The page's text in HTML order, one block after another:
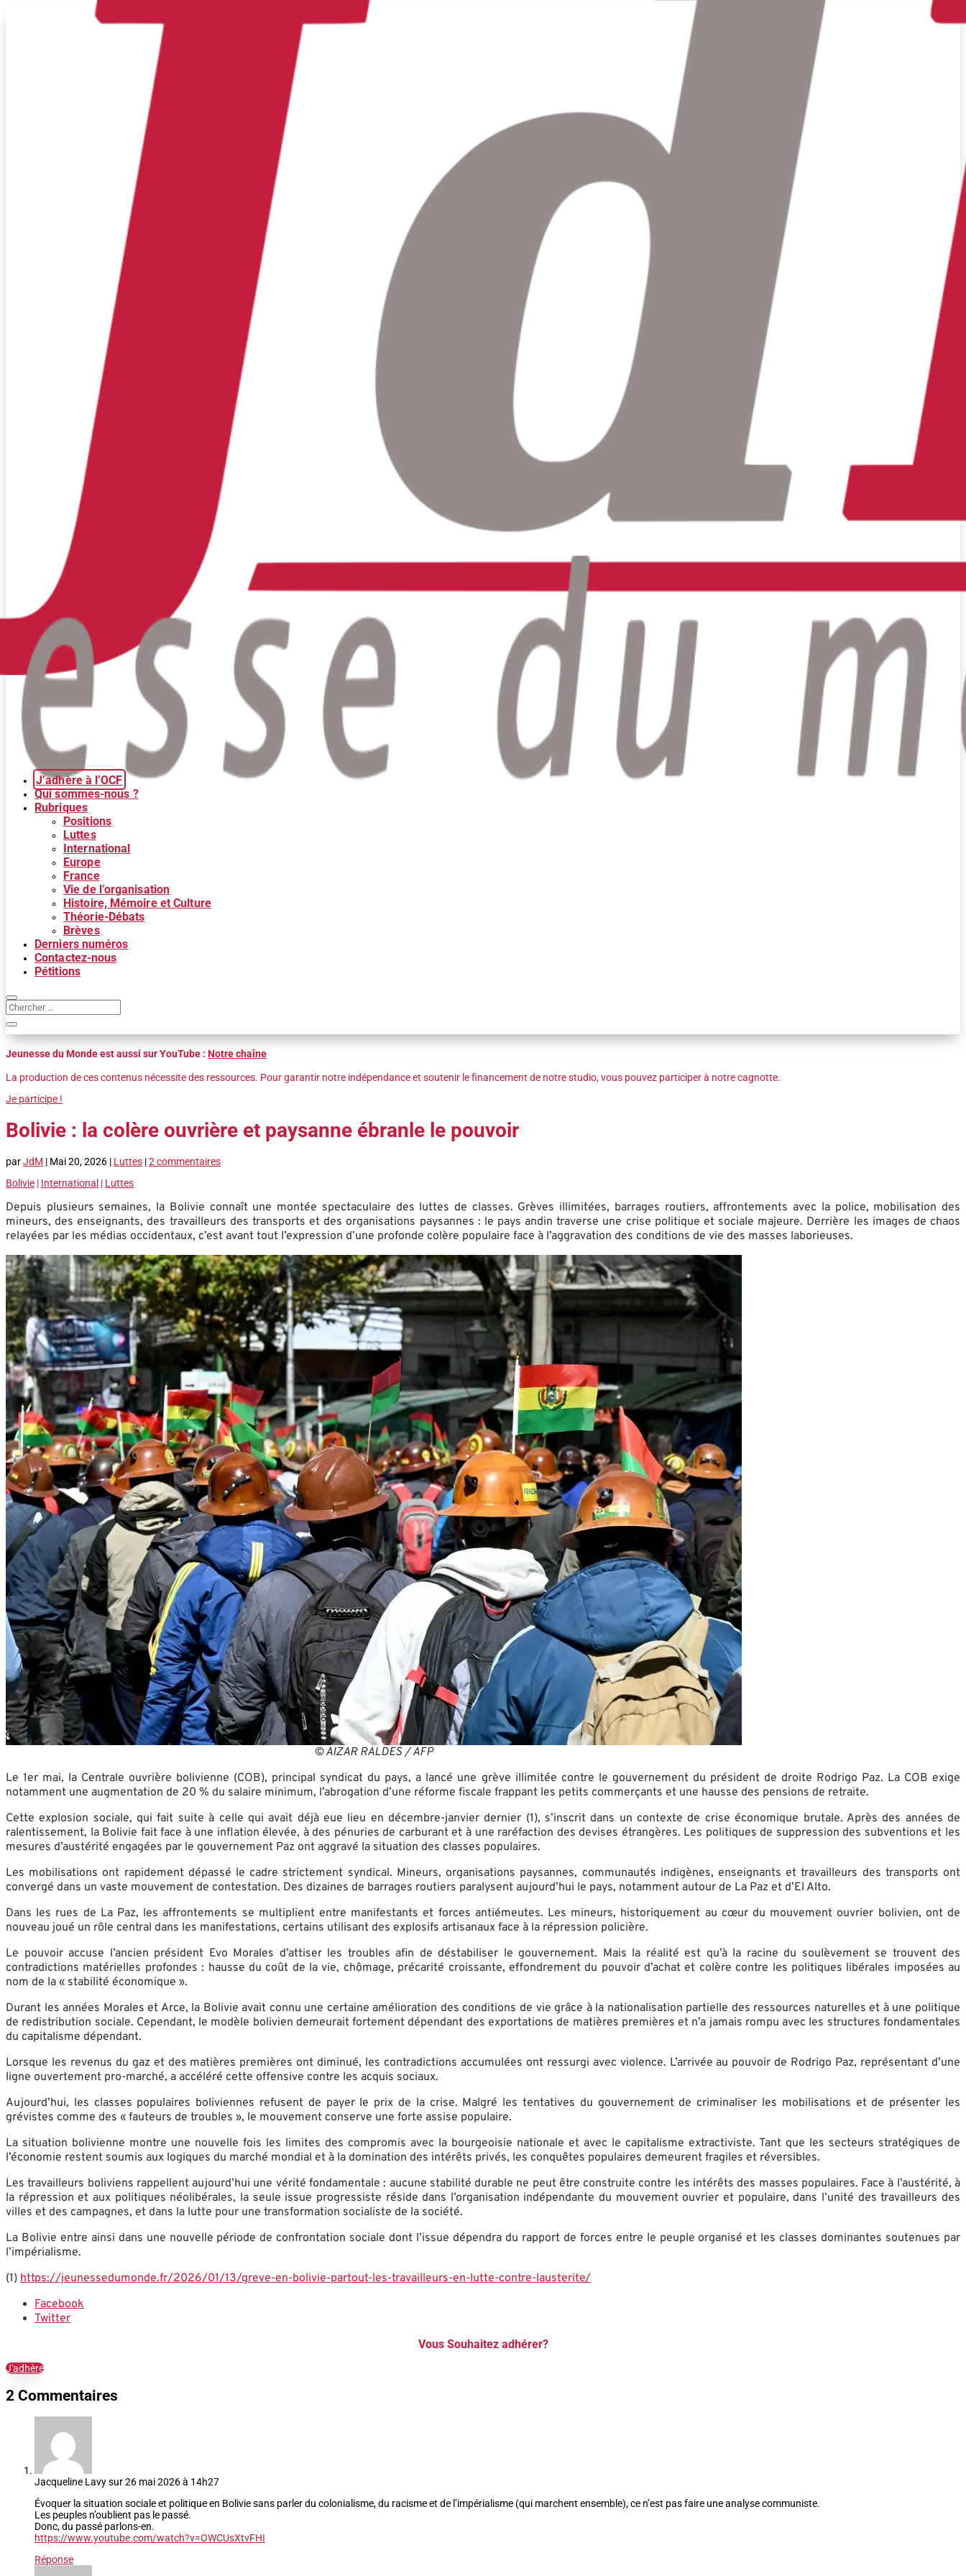
J’adhère à l’OCF
Qui sommes-nous ?
Rubriques
Positions
Luttes
International
Europe
France
Vie de l’organisation
Histoire, Mémoire et Culture
Théorie-Débats
Brèves
Derniers numéros
Contactez-nous
Pétitions
Jeunesse du Monde est aussi sur YouTube : Notre chaîne
La production de ces contenus nécessite des ressources. Pour garantir notre indépendance et soutenir le financement de notre studio, vous pouvez participer à notre cagnotte.
Je participe !
Bolivie : la colère ouvrière et paysanne ébranle le pouvoir
parJdM | Mai 20, 2026 | Luttes |2 commentaires
Bolivie | International | Luttes
Depuis plusieurs semaines, la Bolivie connaît une montée spectaculaire des luttes de classes. Grèves illimitées, barrages routiers, affrontements avec la police, mobilisation des
mineurs, des enseignants, des travailleurs des transports et des organisations paysannes : le pays andin traverse une crise politique et sociale majeure. Derrière les images de chaos
relayées par les médias occidentaux, c’est avant tout l’expression d’une profonde colère populaire face à l’aggravation des conditions de vie des masses laborieuses.
© AIZAR RALDES / AFP
Le 1er mai, la Centrale ouvrière bolivienne (COB), principal syndicat du pays, a lancé une grève illimitée contre le gouvernement du président de droite Rodrigo Paz. La COB exige
notamment une augmentation de 20 % du salaire minimum, l’abrogation d’une réforme fiscale frappant les petits commerçants et une hausse des pensions de retraite.
Cette explosion sociale, qui fait suite à celle qui avait déjà eue lieu en décembre-janvier dernier (1), s’inscrit dans un contexte de crise économique brutale. Après des années de
ralentissement, la Bolivie fait face à une inflation élevée, à des pénuries de carburant et à une raréfaction des devises étrangères. Les politiques de suppression des subventions et les
mesures d’austérité engagées par le gouvernement Paz ont aggravé la situation des classes populaires.
Les mobilisations ont rapidement dépassé le cadre strictement syndical. Mineurs, organisations paysannes, communautés indigènes, enseignants et travailleurs des transports ont
convergé dans un vaste mouvement de contestation. Des dizaines de barrages routiers paralysent aujourd’hui le pays, notamment autour de La Paz et d’El Alto.
Dans les rues de La Paz, les affrontements se multiplient entre manifestants et forces antiémeutes. Les mineurs, historiquement au cœur du mouvement ouvrier bolivien, ont de
nouveau joué un rôle central dans les manifestations, certains utilisant des explosifs artisanaux face à la répression policière.
Le pouvoir accuse l’ancien président Evo Morales d’attiser les troubles afin de déstabiliser le gouvernement. Mais la réalité est qu’à la racine du soulèvement se trouvent des
contradictions matérielles profondes : hausse du coût de la vie, chômage, précarité croissante, effondrement du pouvoir d’achat et colère contre les politiques libérales imposées au
nom de la « stabilité économique ».
Durant les années Morales et Arce, la Bolivie avait connu une certaine amélioration des conditions de vie grâce à la nationalisation partielle des ressources naturelles et à une politique
de redistribution sociale. Cependant, le modèle bolivien demeurait fortement dépendant des exportations de matières premières et n’a jamais rompu avec les structures fondamentales
du capitalisme dépendant.
Lorsque les revenus du gaz et des matières premières ont diminué, les contradictions accumulées ont ressurgi avec violence. L’arrivée au pouvoir de Rodrigo Paz, représentant d’une
ligne ouvertement pro-marché, a accéléré cette offensive contre les acquis sociaux.
Aujourd’hui, les classes populaires boliviennes refusent de payer le prix de la crise. Malgré les tentatives du gouvernement de criminaliser les mobilisations et de présenter les
grévistes comme des « fauteurs de troubles », le mouvement conserve une forte assise populaire.
La situation bolivienne montre une nouvelle fois les limites des compromis avec la bourgeoisie nationale et avec le capitalisme extractiviste. Tant que les secteurs stratégiques de
l’économie restent soumis aux logiques du marché mondial et à la domination des intérêts privés, les conquêtes populaires demeurent fragiles et réversibles.
Les travailleurs boliviens rappellent aujourd’hui une vérité fondamentale : aucune stabilité durable ne peut être construite contre les intérêts des masses populaires. Face à l’austérité, à
la répression et aux politiques néolibérales, la seule issue progressiste réside dans l’organisation indépendante du mouvement ouvrier et populaire, dans l’unité des travailleurs des
villes et des campagnes, et dans la lutte pour une transformation socialiste de la société.
La Bolivie entre ainsi dans une nouvelle période de confrontation sociale dont l’issue dépendra du rapport de forces entre le peuple organisé et les classes dominantes soutenues par
l’impérialisme.
(1) https://jeunessedumonde.fr/2026/01/13/greve-en-bolivie-partout-les-travailleurs-en-lutte-contre-lausterite/
Facebook
Twitter
Vous Souhaitez adhérer?
J'adhère
2 Commentaires
Jacqueline Lavysur 26 mai 2026 à 14h27
Évoquer la situation sociale et politique en Bolivie sans parler du colonialisme, du racisme et de l’impérialisme (qui marchent ensemble), ce n’est pas faire une analyse communiste.
Les peuples n’oublient pas le passé.
Donc, du passé parlons-en.
https://www.youtube.com/watch?v=OWCUsXtvFHI
Réponse